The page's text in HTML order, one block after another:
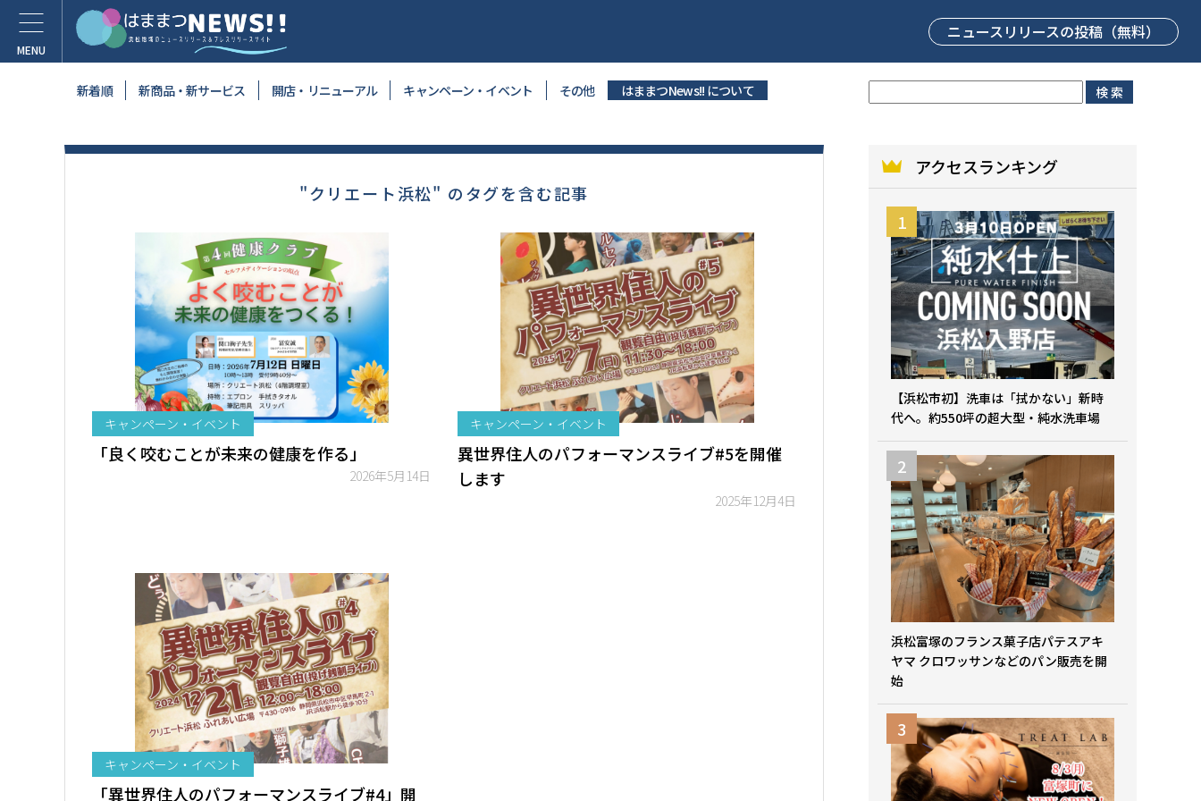
ニュースリリースの投稿（無料）
新着順 新商品・新サービス 開店・リニューアル キャンペーン・イベント その他 はままつNews!! について
"クリエート浜松" のタグを含む記事
キャンペーン・イベント
「良く咬むことが未来の健康を作る」
2026年5月14日
キャンペーン・イベント
異世界住人のパフォーマンスライブ#5を開催
します
2025年12月4日
キャンペーン・イベント
「異世界住人のパフォーマンスライブ#4」開
アクセスランキング
【浜松市初】洗車は「拭かない」新時
代へ。約550坪の超大型・純水洗車場
浜松富塚のフランス菓子店パテスアキ
ヤマ クロワッサンなどのパン販売を開
始